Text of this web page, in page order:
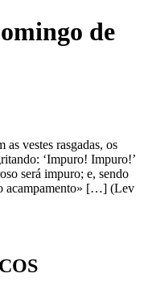
de
vestes rasgadas, os
‘Impuro! Impuro!’
será impuro; e, sendo
acampamento» […] (Lev